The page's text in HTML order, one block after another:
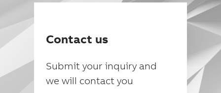
Contact us
Submit your inquiry and
we will contact you